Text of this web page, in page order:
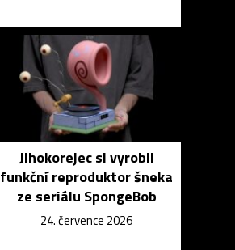
Jihokorejec si vyrobil
funkční reproduktor šneka
ze seriálu SpongeBob
24. července 2026